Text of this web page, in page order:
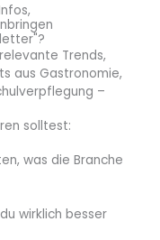
den steigenden
und Eventstätten
Altstadt
den Gästen,
Mainz und die
zu erreichen.
Trends,
aus Gastronomie,
–
solltest:
was die Branche
wirklich besser